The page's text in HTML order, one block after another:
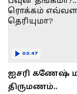
ஐசரி கணேஷ்
திருமணம்..
03:47